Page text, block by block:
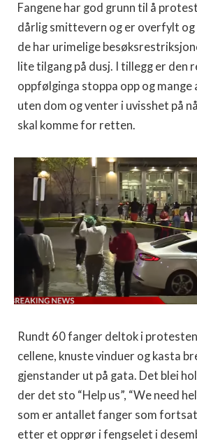
Fangene har god grunn til å
dårlig smittevern og er overfylt og
de har urimelige
lite tilgang på dusj. I tillegg er den
oppfølginga stoppa opp og
uten dom og venter i uvisshet på
skal komme for retten.
Rundt 60 fanger deltok i
cellene, knuste vinduer og kasta
gjenstander ut på gata. Det blei
der det sto “Help us”, “We need
som er antallet fanger som
etter et opprør i fengselet i